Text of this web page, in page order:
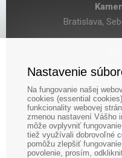
Bratislava,
DIČ:
Nastavenie
Na fungovanie našej
cookies (essential
funkcionality webovej
zmenou nastavení Vášho
môže ovplyvniť
tiež využívali dobrovoľné
pomôžu zlepšiť
povolenie, prosím,